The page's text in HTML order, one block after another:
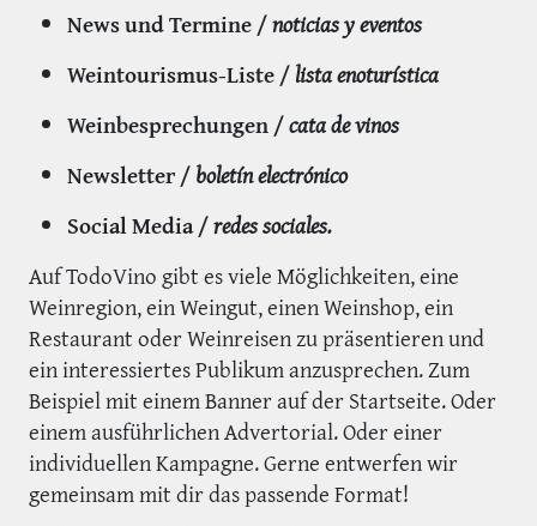
News und Termine /noticias y eventos
Weintourismus-Liste /lista enoturística
Weinbesprechungen /cata de vinos
Newsletter /boletín electrónico
Social Media /redes sociales.
Auf TodoVino gibt es viele Möglichkeiten, eine
Weinregion, ein Weingut, einen Weinshop, ein
Restaurant oder Weinreisen zu präsentieren und
ein interessiertes Publikum anzusprechen. Zum
Beispiel mit einem Banner auf der Startseite. Oder
einem ausführlichen Advertorial. Oder einer
individuellen Kampagne. Gerne entwerfen wir
gemeinsam mit dir das passende Format!